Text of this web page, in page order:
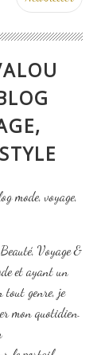
Voyage &
et ayant un
tout genre, je
mon quotidien.